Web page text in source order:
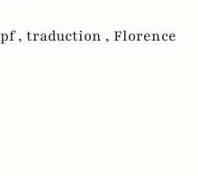
, traduction , Florence